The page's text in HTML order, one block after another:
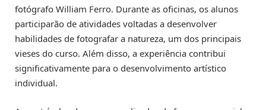
fotógrafo William Ferro. Durante as oficinas, os alunos
participarão de atividades voltadas a desenvolver
habilidades de fotografar a natureza, um dos principais
vieses do curso. Além disso, a experiência contribui
significativamente para o desenvolvimento artístico
individual.